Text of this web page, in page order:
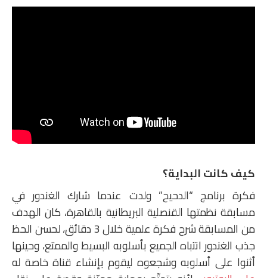
كيف كانت البداية؟
فكرة برنامج “الدحيح” ولدت عندما شارك الغندور في
مسابقة نظمتها القنصلية البريطانية بالقاهرة، كان الهدف
من المسابقة شرح فكرة علمية خلال 3 دقائق، لحسن الحظ
جذب الغندور انتباه الجميع بأسلوبه البسيط والممتع، وحينها
أثنوا على أسلوبه وشجعوه ليقوم بإنشاء قناة خاصة له